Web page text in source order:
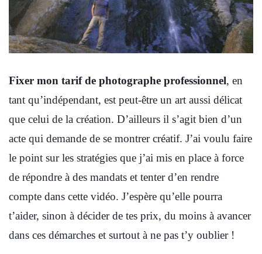
Fixer mon tarif de photographe professionnel, en
tant qu’indépendant, est peut-être un art aussi délicat
que celui de la création. D’ailleurs il s’agit bien d’un
acte qui demande de se montrer créatif. J’ai voulu faire
le point sur les stratégies que j’ai mis en place à force
de répondre à des mandats et tenter d’en rendre
compte dans cette vidéo. J’espère qu’elle pourra
t’aider, sinon à décider de tes prix, du moins à avancer
dans ces démarches et surtout à ne pas t’y oublier !